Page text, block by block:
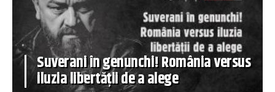
Suverani în genunchi! România versus
iluzia libertății de a alege